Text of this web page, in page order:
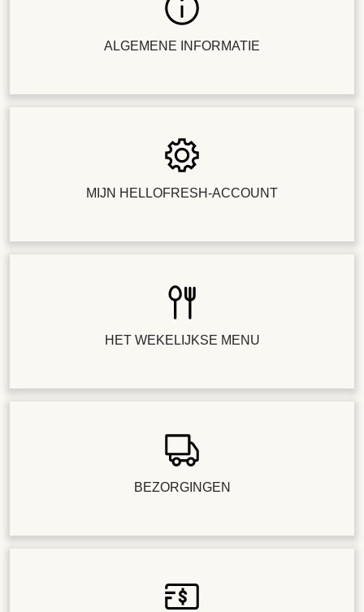
ALGEMENE INFORMATIE
MIJN HELLOFRESH-ACCOUNT
HET WEKELIJKSE MENU
BEZORGINGEN